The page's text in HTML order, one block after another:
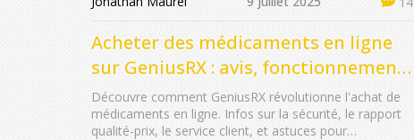
Acheter des médicaments en ligne
sur GeniusRX : avis, fonctionnement
et conseils
Découvre comment GeniusRX révolutionne l'achat de
médicaments en ligne. Infos sur la sécurité, le rapport
qualité-prix, le service client, et astuces pour